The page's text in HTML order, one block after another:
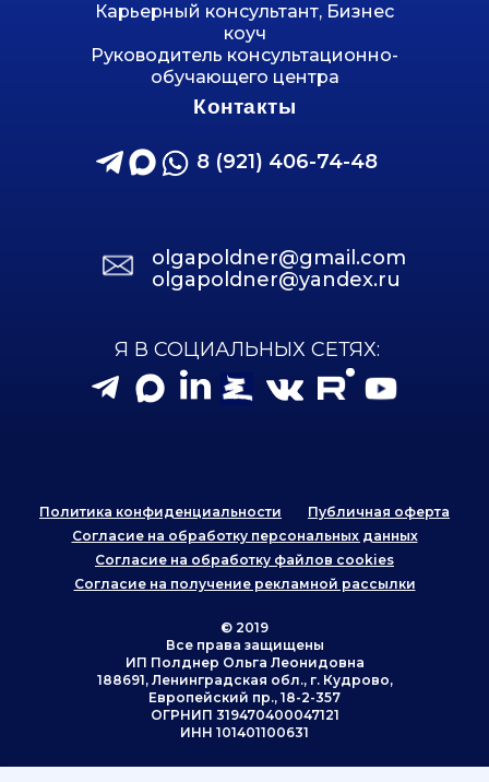
Контакты
8 (921) 406-74-48
olgapoldner@gmail.com
Я В СОЦИАЛЬНЫХ СЕТЯХ:
Карьерный консультант, Бизнес
коуч
Руководитель консультационно-
обучающего центра
olgapoldner@yandex.ru
Политика конфиденциальности
Публичная оферта
Согласие на обработку персональных данных
Согласие на обработку файлов cookies
Согласие на получение рекламной рассылки
© 2019
Все права защищены
ИП Полднер Ольга Леонидовна
188691, Ленинградская обл., г. Кудрово,
Европейский пр., 18-2-357
ОГРНИП 319470400047121
ИНН 101401100631